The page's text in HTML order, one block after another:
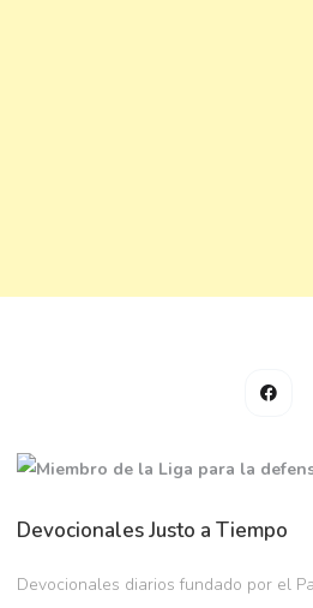
Devocionales Justo a Tiempo
Devocionales diarios fundado por el